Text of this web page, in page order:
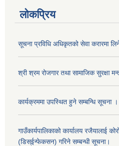
लोकप्रिय
सूचना प्रविधि अधिकृतको सेवा करारमा
श्री श्रम रोजगार तथा सामाजिक सुरक्षा
कार्यक्रममा उपस्थित हुने सम्बन्धि सूचना ।
गाउँकार्यपालिकाको कार्यालय रजैयालाई
(डिस्ईन्फेकसन) गरिने सम्बन्धी सूचना।